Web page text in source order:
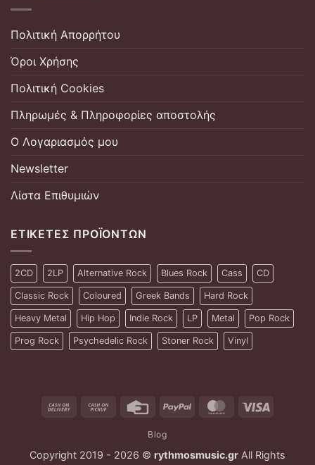
Πολιτική Απορρήτου
Όροι Χρήσης
Πολιτική Cookies
Πληρωμές & Πληροφορίες αποστολής
Ο Λογαριασμός μου
Newsletter
Λίστα Επιθυμιών
ΕΤΙΚΈΤΕΣ ΠΡΟΪΌΝΤΩΝ
2CD 2LP Alternative Rock Blues Rock Cass CD
Classic Rock Coloured Greek Bands Hard Rock
Heavy Metal Hip Hop Indie Rock LP Metal Pop Rock
Prog Rock Psychedelic Rock Stoner Rock Vinyl
Cash
Cash
Credit
PayPal MasterCard
Blog
Copyright 2019 - 2026 © rythmosmusic.gr All Rights